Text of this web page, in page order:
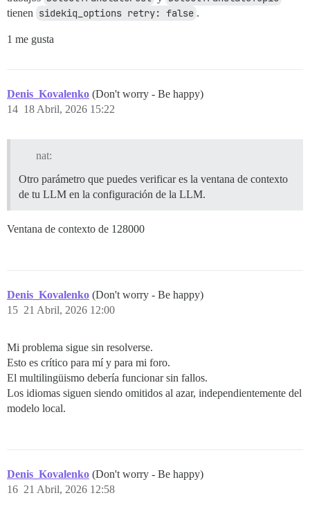
tienen sidekiq_options retry: false .
1 me gusta
Denis_Kovalenko (Don't worry - Be happy)
18 Abril, 2026 15:22
14
nat:
Otro parámetro que puedes verificar es la ventana de contexto
de tu LLM en la configuración de la LLM.
Ventana de contexto de 128000
Denis_Kovalenko (Don't worry - Be happy)
21 Abril, 2026 12:00
15
Mi problema sigue sin resolverse.
Esto es crítico para mí y para mi foro.
El multilingüismo debería funcionar sin fallos.
Los idiomas siguen siendo omitidos al azar, independientemente del
modelo local.
Denis_Kovalenko (Don't worry - Be happy)
21 Abril, 2026 12:58
16